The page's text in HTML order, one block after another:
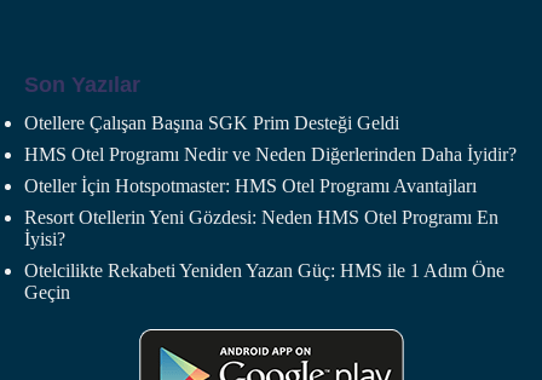
Son Yazılar
Otellere Çalışan Başına SGK Prim Desteği Geldi
HMS Otel Programı Nedir ve Neden Diğerlerinden Daha İyidir?
Oteller İçin Hotspotmaster: HMS Otel Programı Avantajları
Resort Otellerin Yeni Gözdesi: Neden HMS Otel Programı En
İyisi?
Otelcilikte Rekabeti Yeniden Yazan Güç: HMS ile 1 Adım Öne
Geçin